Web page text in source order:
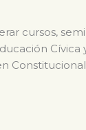
cursos,